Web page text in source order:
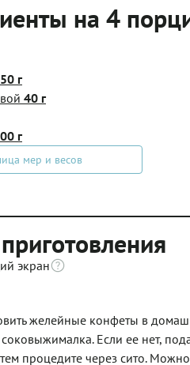
на 4
г
40 г
г
мер и весов
экран
желейные конфеты в
соковыжималка. Если ее нет,
процедите через сито.